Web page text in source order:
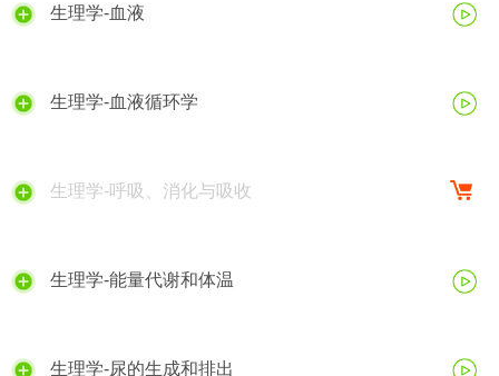
生理学-血液
生理学-血液循环学
生理学-呼吸、消化与吸收
生理学-能量代谢和体温
生理学-尿的生成和排出